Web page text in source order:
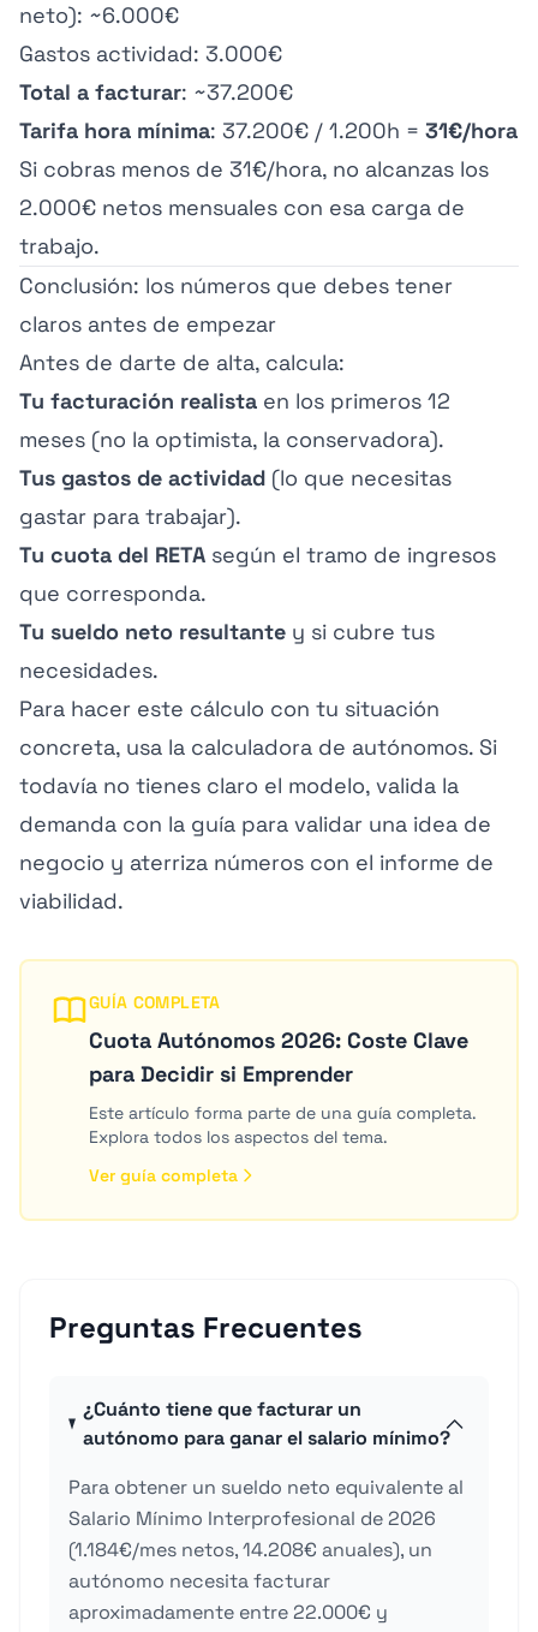
neto): ~6.000€
Gastos actividad: 3.000€
Total a facturar: ~37.200€
Tarifa hora mínima: 37.200€ / 1.200h = 31€/hora
Si cobras menos de 31€/hora, no alcanzas los
2.000€ netos mensuales con esa carga de
trabajo.
Conclusión: los números que debes tener
claros antes de empezar
Antes de darte de alta, calcula:
Tu facturación realista en los primeros 12
meses (no la optimista, la conservadora).
Tus gastos de actividad (lo que necesitas
gastar para trabajar).
Tu cuota del RETA según el tramo de ingresos
que corresponda.
Tu sueldo neto resultante y si cubre tus
necesidades.
Para hacer este cálculo con tu situación
concreta, usa la calculadora de autónomos. Si
todavía no tienes claro el modelo, valida la
demanda con la guía para validar una idea de
negocio y aterriza números con el informe de
viabilidad.
GUÍA COMPLETA
Cuota Autónomos 2026: Coste Clave
para Decidir si Emprender
Este artículo forma parte de una guía completa.
Explora todos los aspectos del tema.
Ver guía completa
Preguntas Frecuentes
¿Cuánto tiene que facturar un
autónomo para ganar el salario mínimo?
Para obtener un sueldo neto equivalente al
Salario Mínimo Interprofesional de 2026
(1.184€/mes netos, 14.208€ anuales), un
autónomo necesita facturar
aproximadamente entre 22.000€ y